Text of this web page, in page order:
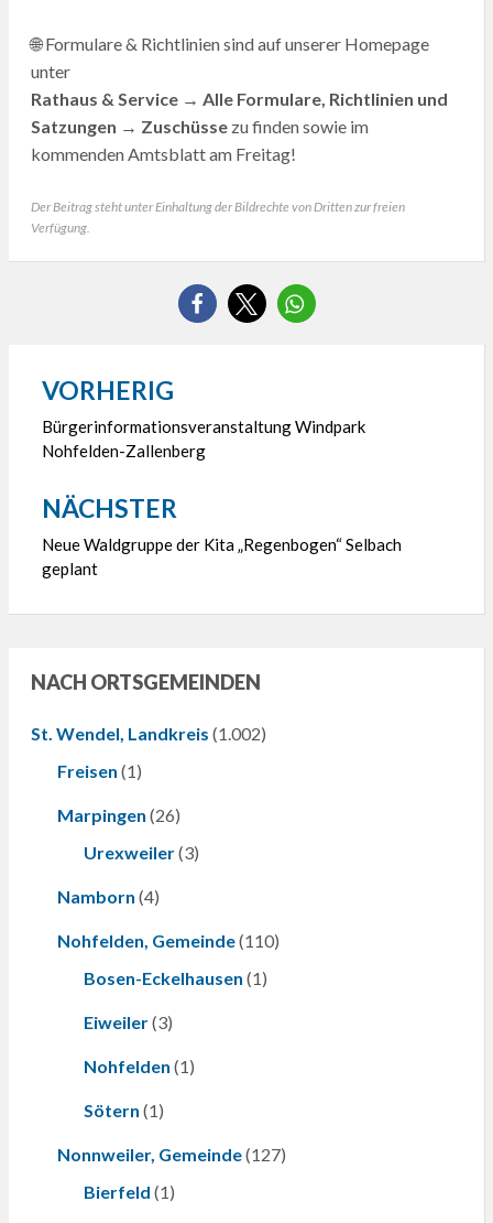
🌐 Formulare & Richtlinien sind auf unserer Homepage
unter
Rathaus & Service → Alle Formulare, Richtlinien und
Satzungen → Zuschüssezu finden sowie im
kommenden Amtsblatt am Freitag!
Der Beitrag steht unter Einhaltung der Bildrechte von Dritten zur freien
Verfügung.
Beitragsnavigation
VORHERIG
Bürgerinformationsveranstaltung Windpark
Nohfelden-Zallenberg
NÄCHSTER
Neue Waldgruppe der Kita „Regenbogen“ Selbach
geplant
NACH ORTSGEMEINDEN
St. Wendel, Landkreis (1.002)
Freisen (1)
Marpingen (26)
Urexweiler(3)
Namborn (4)
Nohfelden, Gemeinde(110)
Bosen-Eckelhausen (1)
Eiweiler(3)
Nohfelden (1)
Sötern (1)
Nonnweiler, Gemeinde(127)
Bierfeld (1)